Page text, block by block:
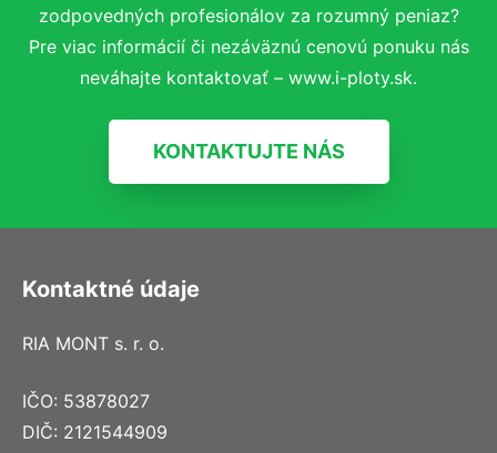
zodpovedných profesionálov za rozumný peniaz?
Pre viac informácií či nezáväznú cenovú ponuku nás
neváhajte kontaktovať – www.i-ploty.sk.
KONTAKTUJTE NÁS
Kontaktné údaje
RIA MONT s. r. o.
IČO: 53878027
DIČ: 2121544909